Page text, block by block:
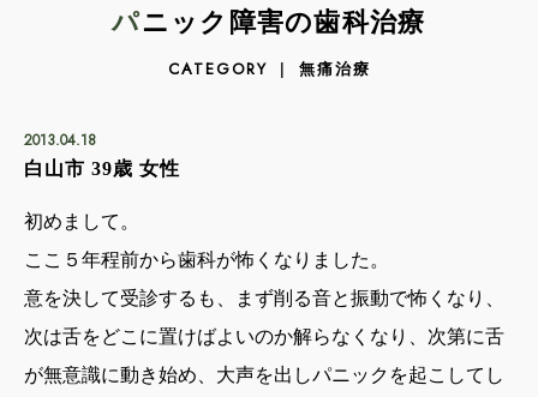
パニック障害の歯科治療
CATEGORY 無痛治療
2013.04.18
白山市 39歳 女性
初めまして。
ここ５年程前から歯科が怖くなりました。
意を決して受診するも、まず削る音と振動で怖くなり、
次は舌をどこに置けばよいのか解らなくなり、次第に舌
が無意識に動き始め、大声を出しパニックを起こしてし